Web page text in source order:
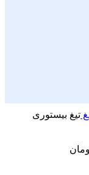
تیغ بیستوری